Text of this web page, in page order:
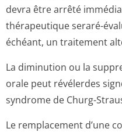
devra être arrêté
thérapeutique seraré-
échéant, un traitement
La diminution ou la
orale peut révélerdes
syndrome de Churg-
Le remplacement d’une